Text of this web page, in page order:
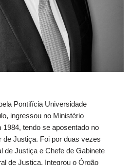
Pontifícia Universidade
ingressou no Ministério
1984, tendo se aposentado no
de Justiça. Foi por duas vezes
de Justiça e Chefe de Gabinete
de Justiça. Integrou o Órgão